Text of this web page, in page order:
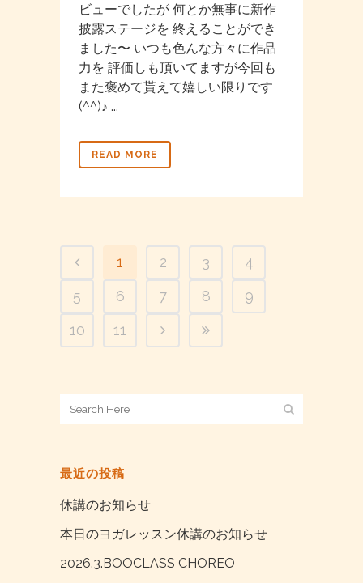
ビューでしたが 何とか無事に新作
披露ステージを 終えることができ
ました〜 いつも色んな方々に作品
力を 評価しも頂いてますが今回も
また褒めて貰えて嬉しい限りです
(^^)♪ ...
READ MORE
1 2 3
4
5
6 7 8
9
10
11
最近の投稿
休講のお知らせ
本日のヨガレッスン休講のお知らせ
2026.3.BOOCLASS CHOREO